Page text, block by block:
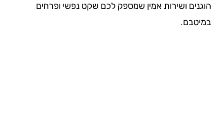
ושירות אמין שמספק לכם שקט נפשי ופרחים